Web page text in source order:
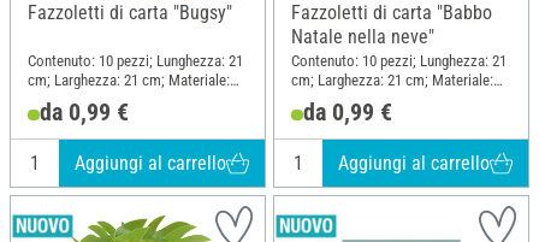
Fazzoletti di carta "Bugsy"
Contenuto: 10 pezzi; Lunghezza: 21
cm; Larghezza: 21 cm; Materiale:
Carta
da 0,99 €
Aggiungi al carrello
Fazzoletti di carta "Babbo
Natale nella neve"
Contenuto: 10 pezzi; Lunghezza: 21
cm; Larghezza: 21 cm; Materiale:
Carta
da 0,99 €
Aggiungi al carrello